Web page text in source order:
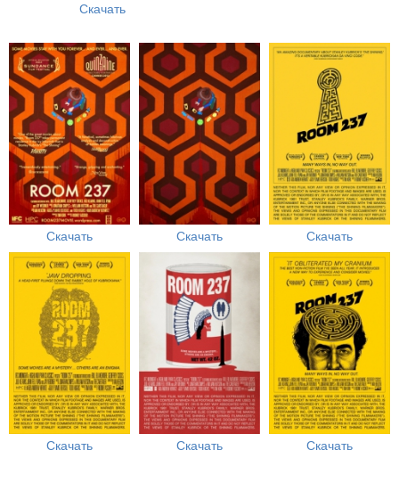
Скачать
Скачать Скачать Скачать
Скачать Скачать Скачать